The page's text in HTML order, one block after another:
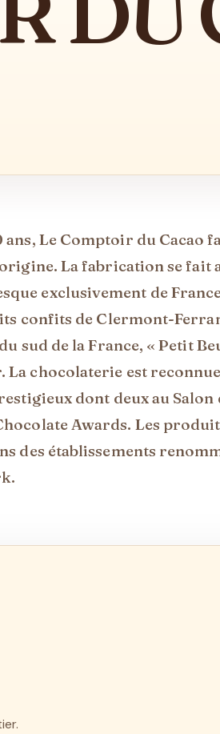
Le Comptoir du Cacao
La fabrication se fait
exclusivement de
confits de Clermont-
sud de la France, « Petit
La chocolaterie est
dont deux au Salon
Awards. Les
des établissements